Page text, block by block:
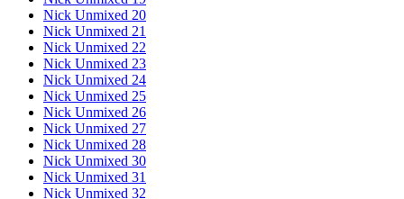
Nick Unmixed 20
Nick Unmixed 21
Nick Unmixed 22
Nick Unmixed 23
Nick Unmixed 24
Nick Unmixed 25
Nick Unmixed 26
Nick Unmixed 27
Nick Unmixed 28
Nick Unmixed 30
Nick Unmixed 31
Nick Unmixed 32